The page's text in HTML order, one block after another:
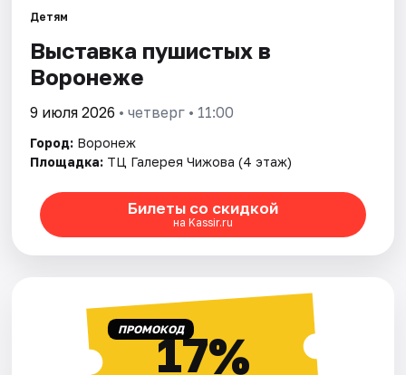
Города
Площадки
Рейтинги
Детям
Выставка пушистых в
Воронеже
9 июля 2026 • четверг • 11:00
Город: Воронеж
Площадка: ТЦ Галерея Чижова (4 этаж)
Билеты со скидкой
на Kassir.ru
ПРОМОКОД17%